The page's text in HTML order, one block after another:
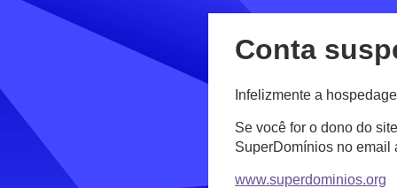
Conta
Infelizmente a
Se você for o dono do
SuperDomínios no email
www.superdominios.org